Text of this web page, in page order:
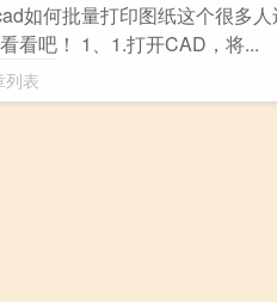
如何批量打印图纸这个很多
看吧！ 1、1.打开CAD，将...
列表